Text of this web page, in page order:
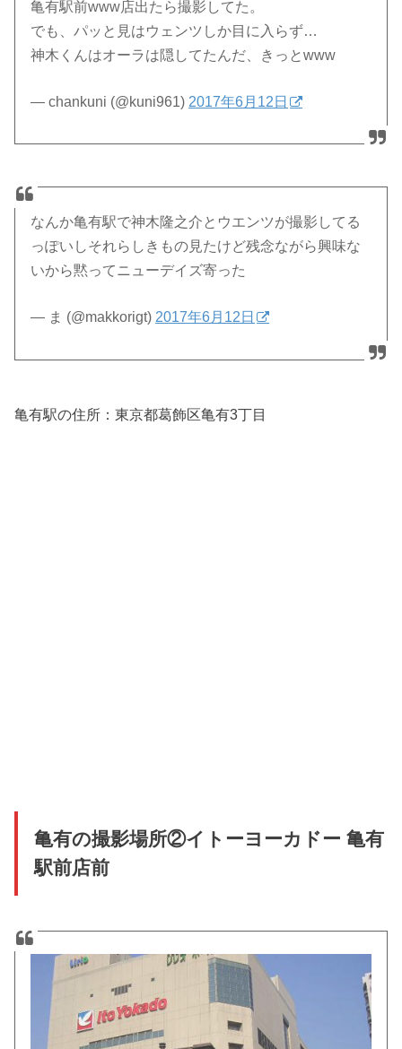
亀有駅前www店出たら撮影してた。
でも、パッと見はウェンツしか目に入らず…
神木くんはオーラは隠してたんだ、きっとwww
— chankuni (@kuni961) 2017年6月12日
なんか亀有駅で神木隆之介とウエンツが撮影してる
っぽいしそれらしきもの見たけど残念ながら興味な
いから黙ってニューデイズ寄った
— ま (@makkorigt) 2017年6月12日
亀有駅の住所：東京都葛飾区亀有3丁目
亀有の撮影場所②イトーヨーカドー 亀有
駅前店前